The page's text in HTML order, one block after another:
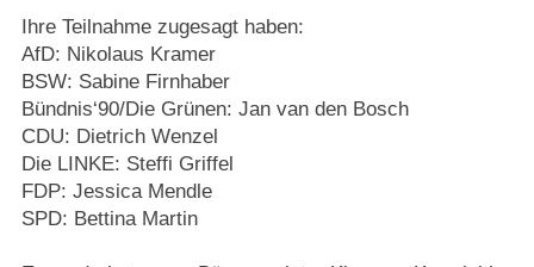
Ihre Teilnahme zugesagt haben:
AfD: Nikolaus Kramer
BSW: Sabine Firnhaber
Bündnis‘90/Die Grünen: Jan van den Bosch
CDU: Dietrich Wenzel
Die LINKE: Steffi Griffel
FDP: Jessica Mendle
SPD: Bettina Martin